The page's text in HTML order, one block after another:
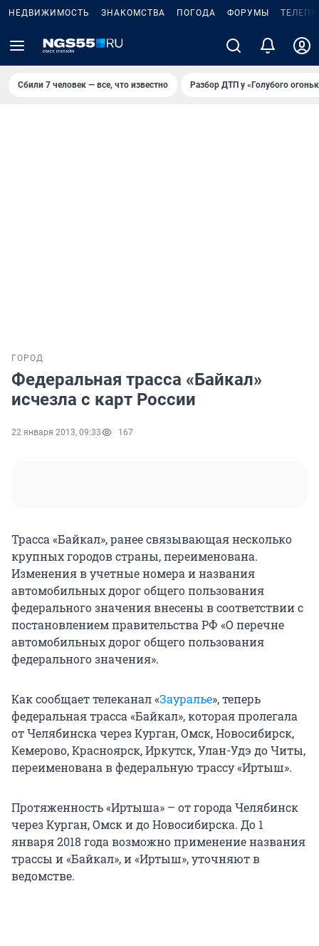
НЕДВИЖИМОСТЬ ЗНАКОМСТВА ПОГОДА ФОРУМЫ
Сбили 7 человек — все, что известно Разбор ДТП у «Голубого
ГОРОД
Федеральная трасса «Байкал»
исчезла с карт России
22 января 2013, 09:33 167
Трасса «Байкал», ранее связывающая несколько
крупных городов страны, переименована.
Изменения в учетные номера и названия
автомобильных дорог общего пользования
федерального значения внесены в соответствии с
постановлением правительства РФ «О перечне
автомобильных дорог общего пользования
федерального значения».
Как сообщает телеканал «Зауралье», теперь
федеральная трасса «Байкал», которая пролегала
от Челябинска через Курган, Омск, Новосибирск,
Кемерово, Красноярск, Иркутск, Улан-Удэ до Читы,
переименована в федеральную трассу «Иртыш».
Протяженность «Иртыша» – от города Челябинск
через Курган, Омск и до Новосибирска. До 1
января 2018 года возможно применение названия
трассы и «Байкал», и «Иртыш», уточняют в
ведомстве.